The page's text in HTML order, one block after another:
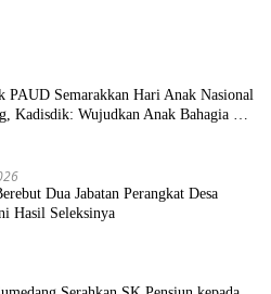
PAUD Semarakkan Hari Anak Nasional
Kadisdik: Wujudkan Anak Bahagia dan
Dua Jabatan Perangkat Desa
Hasil Seleksinya